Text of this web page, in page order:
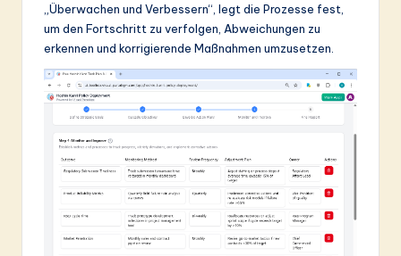
„Überwachen und Verbessern“, legt die Prozesse fest,
um den Fortschritt zu verfolgen, Abweichungen zu
erkennen und korrigierende Maßnahmen umzusetzen.